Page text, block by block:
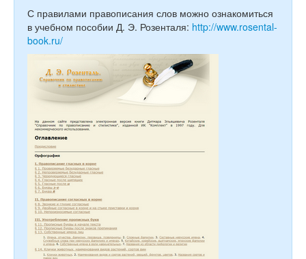
С правилами правописания слов можно ознакомиться
в учебном пособии Д. Э. Розенталя: http://www.rosental-
book.ru/